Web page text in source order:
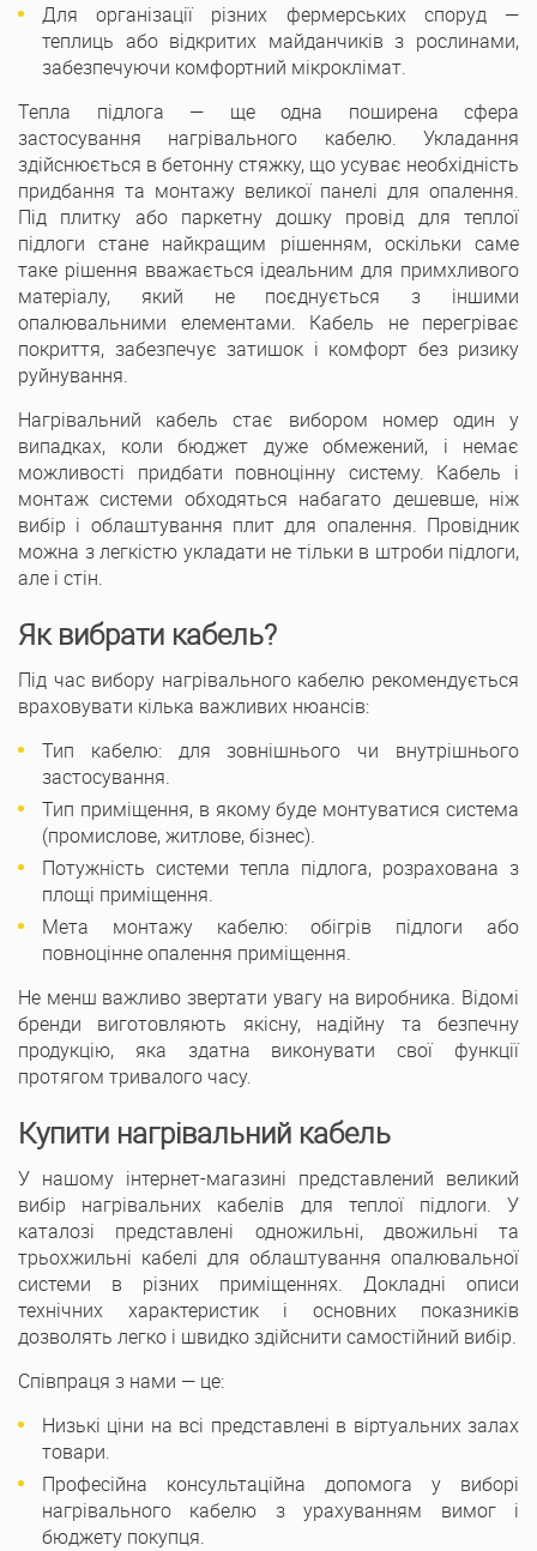
Для організації різних фермерських споруд —
теплиць або відкритих майданчиків з рослинами,
забезпечуючи комфортний мікроклімат.
Тепла підлога — ще одна поширена сфера
застосування нагрівального кабелю. Укладання
здійснюється в бетонну стяжку, що усуває необхідність
придбання та монтажу великої панелі для опалення.
Під плитку або паркетну дошку провід для теплої
підлоги стане найкращим рішенням, оскільки саме
таке рішення вважається ідеальним для примхливого
матеріалу, який не поєднується з іншими
опалювальними елементами. Кабель не перегріває
покриття, забезпечує затишок і комфорт без ризику
руйнування.
Нагрівальний кабель стає вибором номер один у
випадках, коли бюджет дуже обмежений, і немає
можливості придбати повноцінну систему. Кабель і
монтаж системи обходяться набагато дешевше, ніж
вибір і облаштування плит для опалення. Провідник
можна з легкістю укладати не тільки в штроби підлоги,
але і стін.
Як вибрати кабель?
Під час вибору нагрівального кабелю рекомендується
враховувати кілька важливих нюансів:
Тип кабелю: для зовнішнього чи внутрішнього
застосування.
Тип приміщення, в якому буде монтуватися система
(промислове, житлове, бізнес).
Потужність системи тепла підлога, розрахована з
площі приміщення.
Мета монтажу кабелю: обігрів підлоги або
повноцінне опалення приміщення.
Не менш важливо звертати увагу на виробника. Відомі
бренди виготовляють якісну, надійну та безпечну
продукцію, яка здатна виконувати свої функції
протягом тривалого часу.
Купити нагрівальний кабель
У нашому інтернет-магазині представлений великий
вибір нагрівальних кабелів для теплої підлоги. У
каталозі представлені одножильні, двожильні та
трьохжильні кабелі для облаштування опалювальної
системи в різних приміщеннях. Докладні описи
технічних характеристик і основних показників
дозволять легко і швидко здійснити самостійний вибір.
Співпраця з нами — це:
Низькі ціни на всі представлені в віртуальних залах
товари.
Професійна консультаційна допомога у виборі
нагрівального кабелю з урахуванням вимог і
бюджету покупця.